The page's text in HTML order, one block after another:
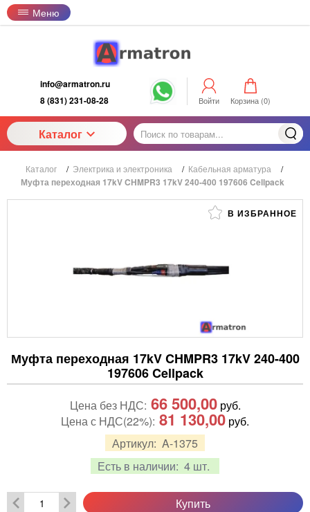
Меню
info@armatron.ru
8 (831) 231-08-28
Войти Корзина (0)
Каталог
Каталог / Электрика и электроника / Кабельная арматура /
Муфта переходная 17kV CHMPR3 17kV 240-400 197606 Cellpack
В ИЗБРАННОЕ
Муфта переходная 17kV CHMPR3 17kV 240-400
197606 Cellpack
Артикул: A-1375
Есть в наличии: 4 шт.
Цена без НДС: 66 500,00руб.
Цена с НДС(22%): 81 130,00 руб.
Купить